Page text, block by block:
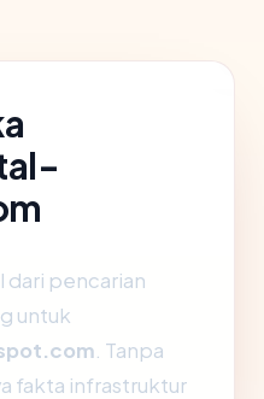
dari pencarian
untuk
. Tanpa
fakta infrastruktur